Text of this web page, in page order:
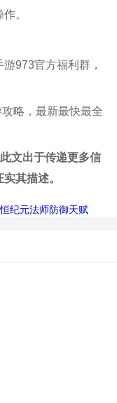
。
973官方福利群，
略，最新最快最全
文出于传递更多信
其描述。
纪元法师防御天赋